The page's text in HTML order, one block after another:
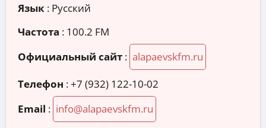
Язык : Русский
Частота : 100.2 FM
Официальный сайт : alapaevskfm.ru
Телефон :+7 (932) 122-10-02
Email : info@alapaevskfm.ru